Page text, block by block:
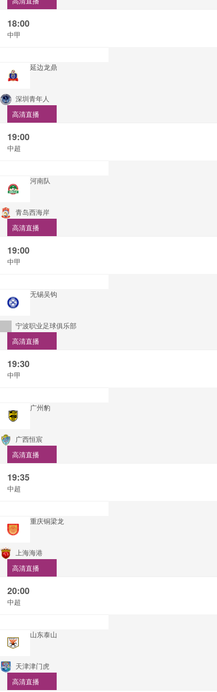
18:00
中甲
延边龙鼎
深圳青年人
高清直播
19:00
中超
河南队
青岛西海岸
高清直播
19:00
中甲
无锡吴钩
宁波职业足球俱乐部
高清直播
19:30
中甲
广州豹
广西恒宸
高清直播
19:35
中超
重庆铜梁龙
上海海港
高清直播
20:00
中超
山东泰山
天津津门虎
高清直播